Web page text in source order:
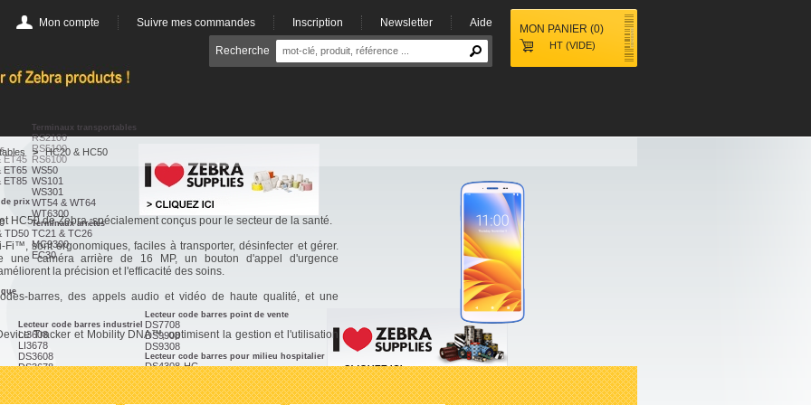
MON PANIER (0)
HT (VIDE)
Mon compte Suivre mes commandes Inscription Newsletter Aide
Recherche
ET45
ET65
ET85
de prix
TD50
Terminaux transportables
RS2100
RS5100
RS6100
WS50
WS101
WS301
WT54 & WT64
WT6300
Terminaux arrêtés
TC21 & TC26
MC9300
EC30
Lecteur code barres industriel
LI3608
LI3678
DS3608
DS3678
Lecteur code barres de poche
CS6080
Lecteur code barres point de vente
DS7708
DS9908
DS9308
Lecteur code barres pour milieu hospitalier
DS4308-HC
Lecteur RFID
RFD40
RFD90
> HC20 & HC50
HC50 de Zebra, spécialement conçus pour le secteur de la santé.
sont ergonomiques, faciles à transporter, désinfecter et gérer.
une caméra arrière de 16 MP, un bouton d'appel d'urgence
la précision et l'efficacité des soins.
barres, des appels audio et vidéo de haute qualité, et une
Tracker et Mobility DNA™, optimisent la gestion et l'utilisation